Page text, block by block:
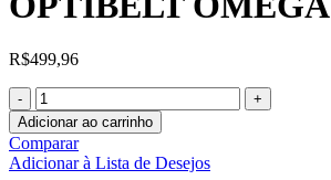
R$499,96
Adicionar ao carrinho
Comparar
Adicionar à Lista de Desejos